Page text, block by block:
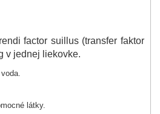
factor suillus (transfer faktor
v jednej liekovke.
látky.